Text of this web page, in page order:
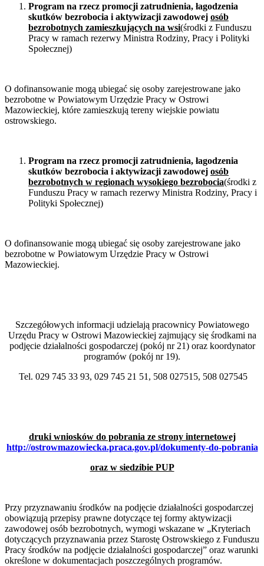
Program na rzecz promocji zatrudnienia, łagodzenia
skutków bezrobocia i aktywizacji zawodowej osób
bezrobotnych zamieszkujących na wsi(środki z Funduszu
Pracy w ramach rezerwy Ministra Rodziny, Pracy i Polityki
Społecznej)
O dofinansowanie mogą ubiegać się osoby zarejestrowane jako
bezrobotne w Powiatowym Urzędzie Pracy w Ostrowi
Mazowieckiej, które zamieszkują tereny wiejskie powiatu
ostrowskiego.
Program na rzecz promocji zatrudnienia, łagodzenia
skutków bezrobocia i aktywizacji zawodowej osób
bezrobotnych w regionach wysokiego bezrobocia(środki z
Funduszu Pracy w ramach rezerwy Ministra Rodziny, Pracy i
Polityki Społecznej)
O dofinansowanie mogą ubiegać się osoby zarejestrowane jako
bezrobotne w Powiatowym Urzędzie Pracy w Ostrowi
Mazowieckiej.
Szczegółowych informacji udzielają pracownicy Powiatowego
Urzędu Pracy w Ostrowi Mazowieckiej zajmujący się środkami na
podjęcie działalności gospodarczej (pokój nr 21) oraz koordynator
programów (pokój nr 19).
Tel. 029 745 33 93, 029 745 21 51, 508 027515, 508 027545
druki wniosków do pobrania ze strony internetowej
http://ostrowmazowiecka.praca.gov.pl/dokumenty-do-pobrania
oraz w siedzibie PUP
Przy przyznawaniu środków na podjęcie działalności gospodarczej
obowiązują przepisy prawne dotyczące tej formy aktywizacji
zawodowej osób bezrobotnych, wymogi wskazane w „Kryteriach
dotyczących przyznawania przez Starostę Ostrowskiego z Funduszu
Pracy środków na podjęcie działalności gospodarczej” oraz warunki
określone w dokumentacjach poszczególnych programów.